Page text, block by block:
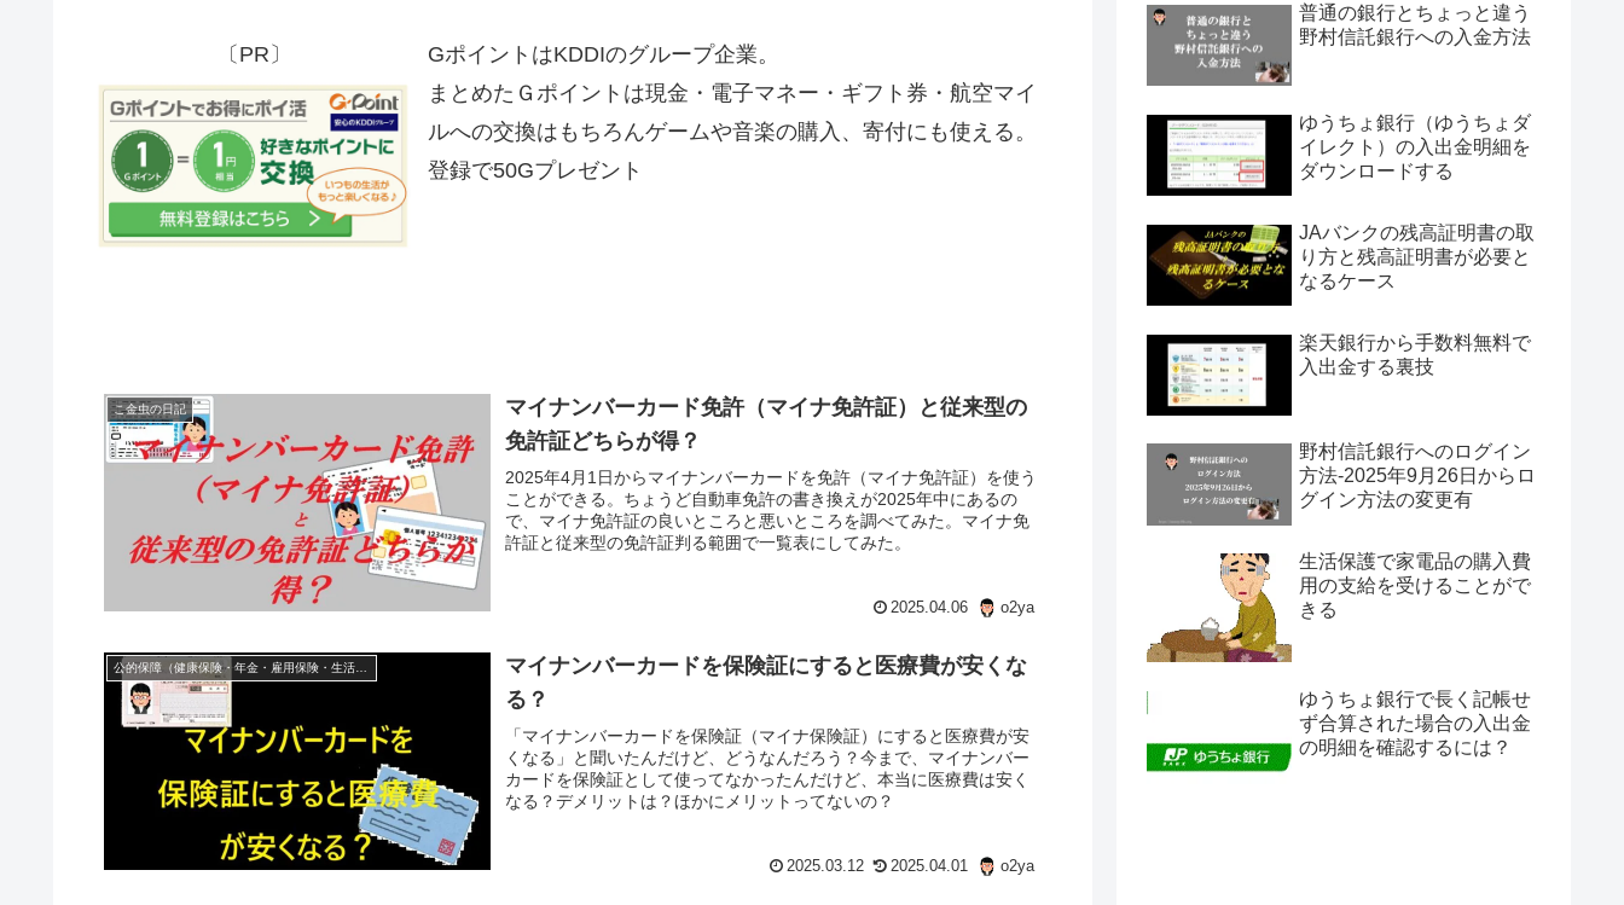
〔PR〕
GポイントはKDDIのグループ企業。
まとめたＧポイントは現金・電子マネー・ギフト券・航空マイ
ルへの交換はもちろんゲームや音楽の購入、寄付にも使える。
登録で50Gプレゼント
こ金虫の日記
マイナンバーカード免許（マイナ免許証）と従来型の
免許証どちらが得？
2025年4月1日からマイナンバーカードを免許（マイナ免許証）を使う
ことができる。ちょうど自動車免許の書き換えが2025年中にあるの
で、マイナ免許証の良いところと悪いところを調べてみた。マイナ免
許証と従来型の免許証判る範囲で一覧表にしてみた。
2025.04.06 o2ya
公的保障（健康保険・年金・雇用保険・生活保護・災害時の補償）
マイナンバーカードを保険証にすると医療費が安くな
る？
「マイナンバーカードを保険証（マイナ保険証）にすると医療費が安
くなる」と聞いたんだけど、どうなんだろう？今まで、マイナンバー
カードを保険証として使ってなかったんだけど、本当に医療費は安く
なる？デメリットは？ほかにメリットってないの？
2025.03.12 2025.04.01 o2ya
普通の銀行とちょっと違う
野村信託銀行への入金方法
ゆうちょ銀行（ゆうちょダ
イレクト）の入出金明細を
ダウンロードする
JAバンクの残高証明書の取
り方と残高証明書が必要と
なるケース
楽天銀行から手数料無料で
入出金する裏技
野村信託銀行へのログイン
方法-2025年9月26日からロ
グイン方法の変更有
生活保護で家電品の購入費
用の支給を受けることがで
きる
ゆうちょ銀行で長く記帳せ
ず合算された場合の入出金
の明細を確認するには？